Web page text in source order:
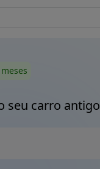
seu carro antigo